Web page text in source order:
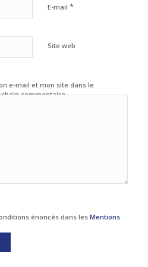
E-mail *
Site web
e-mail et mon site dans le
commentaire.
énoncés dans lesMentions